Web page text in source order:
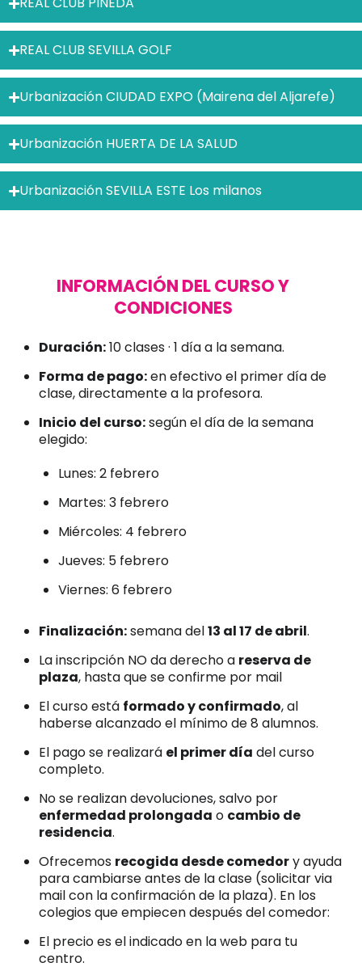
REAL CLUB SEVILLA GOLF
Urbanización CIUDAD EXPO (Mairena del Aljarefe)
Urbanización HUERTA DE LA SALUD
Urbanización SEVILLA ESTE Los milanos
INFORMACIÓN DEL CURSO Y
CONDICIONES
Duración:10 clases · 1 día a la semana.
Forma de pago:en efectivo el primer día de
clase, directamente a la profesora.
Inicio del curso:según el día de la semana
elegido:
Lunes: 2 febrero
Martes: 3 febrero
Miércoles: 4 febrero
Jueves: 5 febrero
Viernes: 6 febrero
Finalización:semana del13 al 17 de abril.
La inscripción NO da derecho a reserva de
plaza, hasta que se confirme por mail
El curso está formado y confirmado, al
haberse alcanzado el mínimo de 8 alumnos.
El pago se realizará el primer día del curso
completo.
No se realizan devoluciones, salvo por
enfermedad prolongada o cambio de
residencia.
Ofrecemos recogida desde comedory ayuda
para cambiarse antes de la clase (solicitar via
mail con la confirmación de la plaza). En los
colegios que empiecen después del comedor:
El precio es el indicado en la web para tu
centro.